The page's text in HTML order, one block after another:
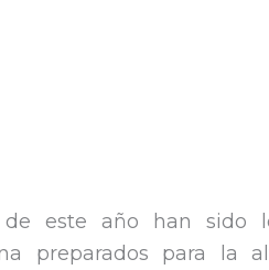
de este año han sido
preparados para la